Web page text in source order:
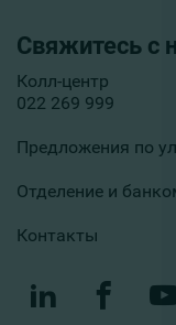
Свяжитесь с
Колл-центр
022 269 999
Предложения по
Отделение и
Контакты